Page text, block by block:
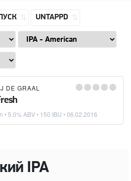
UNTAPPD
DE GRAAL
• 5.0% ABV • 150 IBU •06.02.2016
IPA